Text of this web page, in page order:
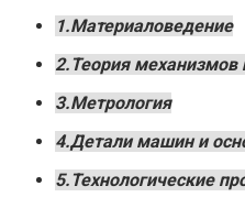
1.Материаловедение
2.Теория
3.Метрология
4.Детали машин и
5.Технологические